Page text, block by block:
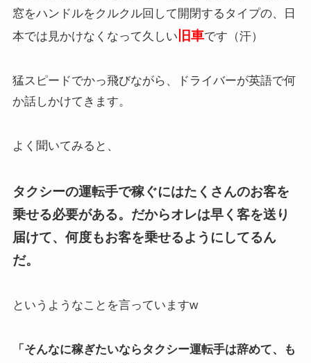
窓をハンドルをクルクル回して開閉するタイプの、日
本では見かけなくなって久しい 旧車です（汗）
猛スピードでかっ飛びながら、ドライバーが英語で何
か話しかけてきます。
よく聞いてみると、
タクシーの運転手で稼ぐにはたくさんのお客を
乗せる必要がある。だからオレは早く客を送り
届けて、何度もお客を乗せるようにしてるん
だ。
というようなことを言っていますw
「そんなに稼ぎたいならタクシー運転手は辞めて、も